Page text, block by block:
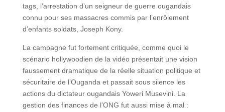
tags, l’arrestation d’un seigneur de guerre ougandais
connu pour ses massacres commis par l’enrôlement
d’enfants soldats, Joseph Kony.
La campagne fut fortement critiquée, comme quoi le
scénario hollywoodien de la vidéo présentait une vision
faussement dramatique de la réelle situation politique et
sécuritaire de l’Ouganda et passait sous silence les
actions du dictateur ougandais Yoweri Musevini. La
gestion des finances de l’ONG fut aussi mise à mal :